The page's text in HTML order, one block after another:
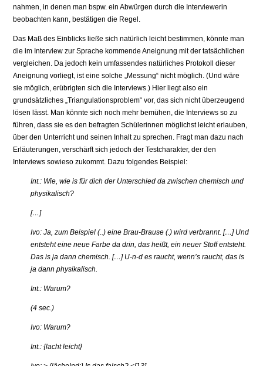
nahmen, in denen man bspw. ein Abwürgen durch die Interviewerin
beobach­ten kann, bestätigen die Regel.
Das Maß des Einblicks ließe sich natürlich leicht bestimmen, könnte man
die im Interview zur Sprache kommende Aneignung mit der tatsächlichen
vergleichen. Da jedoch kein umfassendes natürliches Protokoll dieser
Aneig­nung vorliegt, ist eine solche „Messung“ nicht möglich. (Und wäre
sie mög­lich, erübrigten sich die Interviews.) Hier liegt also ein
grundsätzliches „Triangulationsproblem“ vor, das sich nicht überzeugend
lösen lässt. Man könnte sich noch mehr bemühen, die Interviews so zu
führen, dass sie es den befragten Schülerinnen möglichst leicht erlauben,
über den Unterricht und seinen Inhalt zu sprechen. Fragt man dazu nach
Erläuterungen, verschärft sich jedoch der Testcharakter, der den
Interviews sowieso zukommt. Dazu folgendes Beispiel:
Int.: Wie, wie is für dich der Unterschied da zwischen chemisch und
physikalisch?
[…]
Ivo: Ja, zum Beispiel (..) eine Brau-Brause (.) wird verbrannt. […] Und
entsteht eine neue Farbe da drin, das heißt, ein neuer Stoff entsteht.
Das is ja dann chemisch. […] U-n-d es raucht, wenn’s raucht, das is
ja dann physikalisch.
Int.: Warum?
(4 sec.)
Ivo: Warum?
Int.: {lacht leicht}